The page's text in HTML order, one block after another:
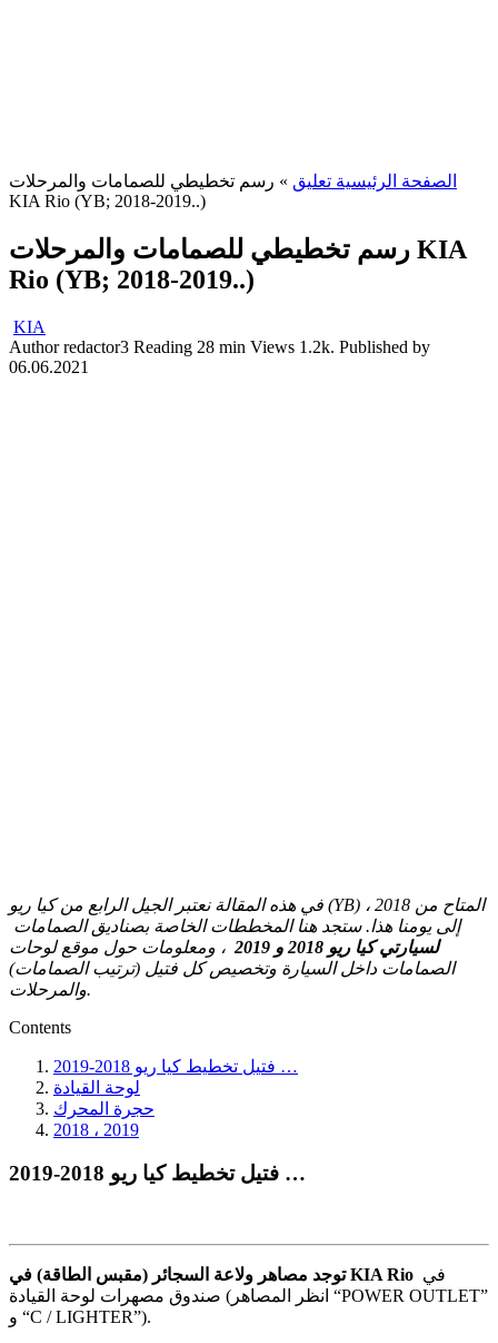
الصفحة الرئيسية تعليق » رسم تخطيطي للصمامات والمرحلات
KIA Rio (YB; 2018-2019..)
رسم تخطيطي للصمامات والمرحلات KIA
Rio (YB; 2018-2019..)
KIA
Author redactor3 Reading 28 min Views 1.2k. Published by
06.06.2021
في هذه المقالة نعتبر الجيل الرابع من كيا ريو (YB) ، المتاح من 2018
إلى يومنا هذا.ستجد هنا المخططات الخاصة بصناديق الصمامات
لسيارتي كيا ريو 2018 و 2019
، ومعلومات حول موقع لوحات
الصمامات داخل السيارة وتخصيص كل فتيل (ترتيب الصمامات)
والمرحلات.
Contents
فتيل تخطيط كيا ريو 2018-2019 …
لوحة القيادة
حجرة المحرك
2018 ، 2019
فتيل تخطيط كيا ريو 2018-2019 …
توجد مصاهر ولاعة السجائر (مقبس الطاقة) في KIA Rio
صندوق مصهرات لوحة القيادة (انظر المصاهر “POWER OUTLET”
و “C / LIGHTER”).